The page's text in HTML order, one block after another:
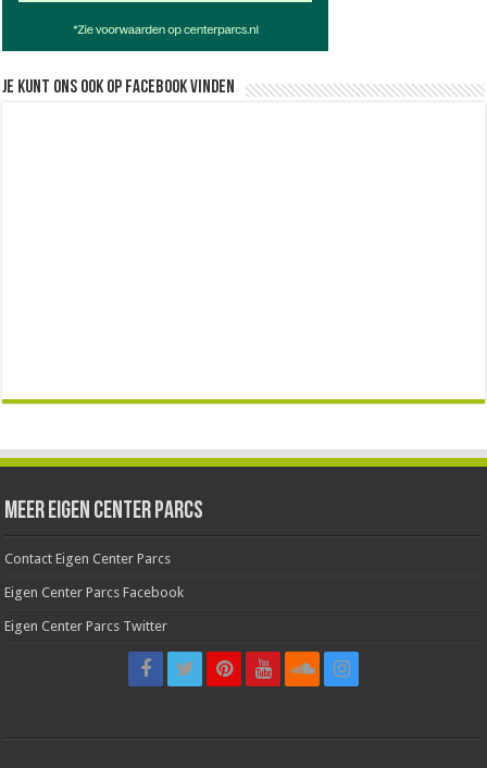
Je kunt ons ook op facebook vinden
Meer Eigen Center Parcs
Contact Eigen Center Parcs
Eigen Center Parcs Facebook
Eigen Center Parcs Twitter